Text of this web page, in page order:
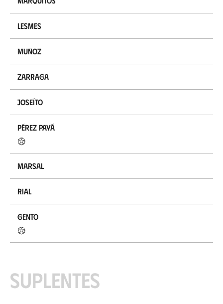
Lesmes
Muñoz
Zarraga
Joseíto
Pérez Payá
Marsal
Rial
Gento
Suplentes